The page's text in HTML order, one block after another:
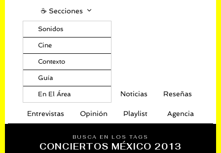
☕️ Secciones
Sonidos
Cine
Contexto
Guía
En El Área Noticias Reseñas
Entrevistas Opinión Playlist Agencia
BUSCA EN LOS TAGS
CONCIERTOS MÉXICO 2013